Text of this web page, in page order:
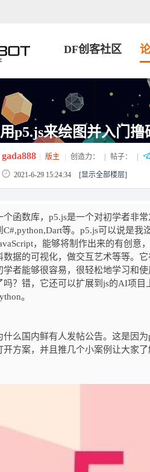
DF创客社区
用p5.js来绘图并入门撸
gada888 版主 创造力： 帖子：
2021-6-29 15:24:34 [显示全部楼层]
个函数库，p5.js是一个对初学者非
等。p5.js可以说是我
，能够将制作出来的有创意
据的可视化，做交互艺术等等。
学者能够很容易，很轻松地学习和
吗？错，它还可以扩展到js的AI项
。
什么国内鲜有人发帖公告。这是因
方案，并且推几个小案例让大家了